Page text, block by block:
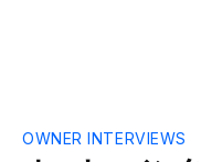
OWNER INTERVIEWS